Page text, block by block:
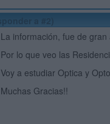
La información, fue de
Por lo que veo las
Voy a estudiar Optica y
Muchas Gracias!!